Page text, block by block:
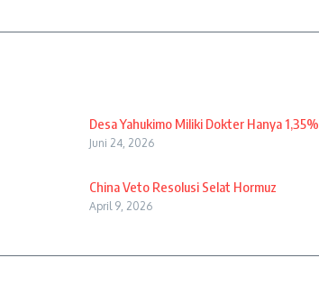
Desa Yahukimo Miliki Dokter Hanya 1,35%
Juni 24, 2026
China Veto Resolusi Selat Hormuz
April 9, 2026